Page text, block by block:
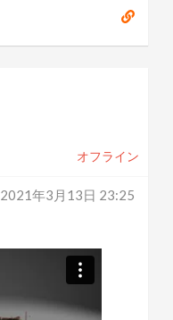
オフライン
2021年3月13日 23:25